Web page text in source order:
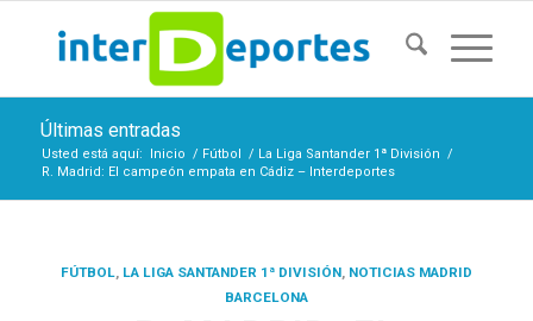
Últimas entradas
Usted está aquí: Inicio / Fútbol / La Liga Santander 1ª División /
R. Madrid: El campeón empata en Cádiz – Interdeportes
FÚTBOL, LA LIGA SANTANDER 1ª DIVISIÓN, NOTICIAS MADRID
BARCELONA